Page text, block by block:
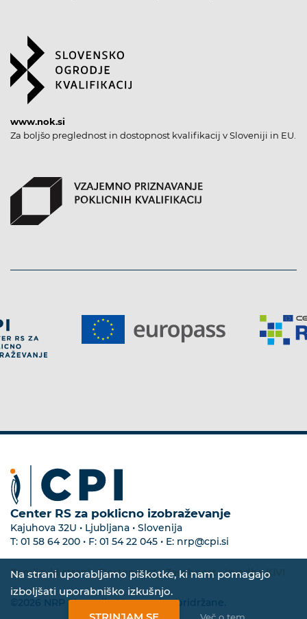
Na strani uporabljamo piškotke, ki nam pomagajo
izboljšati uporabniško izkušnjo.
www.nok.si
Za boljšo preglednost in dostopnost kvalifikacij v Sloveniji in EU.
Center RS za poklicno izobraževanje
Kajuhova 32U • Ljubljana • Slovenija
T: 01 58 64 200 • F: 01 54 22 045 • E: nrp@cpi.si
Zemljevid strani•Dostopnost•Zasebnost •Izvedba KIVI
©2026 NRP Slovenija. Vse pravice pridržane.